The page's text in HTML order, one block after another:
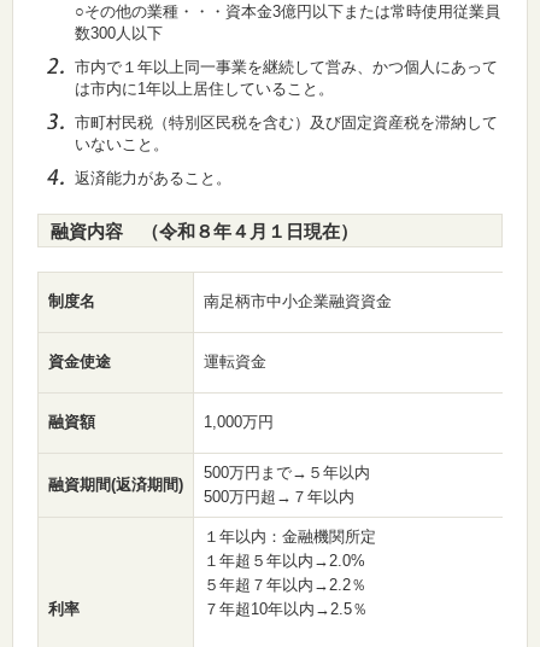
○その他の業種・・・資本金3億円以下または常時使用従業員
数300人以下
市内で１年以上同一事業を継続して営み、かつ個人にあって
は市内に1年以上居住していること。
市町村民税（特別区民税を含む）及び固定資産税を滞納して
いないこと。
返済能力があること。
融資内容 （令和８年４月１日現在）
制度名 南足柄市中小企業融資資金
資金使途 運転資金
融資額 1,000万円
融資期間(返済期間)
500万円まで→５年以内
500万円超→７年以内
利率
１年以内：金融機関所定
１年超５年以内→2.0%
５年超７年以内→2.2％
７年超10年以内→2.5％